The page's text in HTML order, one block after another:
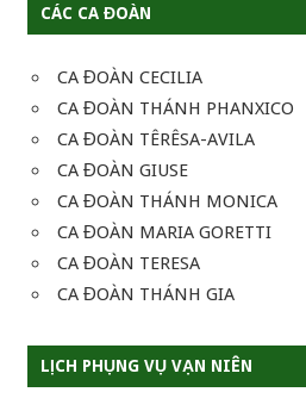
CÁC CA ĐOÀN
CA ĐOÀN CECILIA
CA ĐOÀN THÁNH PHANXICO
CA ĐOÀN TÊRÊSA-AVILA
CA ĐOÀN GIUSE
CA ĐOÀN THÁNH MONICA
CA ĐOÀN MARIA GORETTI
CA ĐOÀN TERESA
CA ĐOÀN THÁNH GIA
LỊCH PHỤNG VỤ VẠN NIÊN